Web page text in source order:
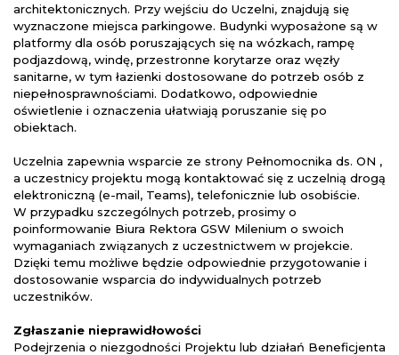
architektonicznych. Przy wejściu do Uczelni, znajdują się
wyznaczone miejsca parkingowe. Budynki wyposażone są w
platformy dla osób poruszających się na wózkach, rampę
podjazdową, windę, przestronne korytarze oraz węzły
sanitarne, w tym łazienki dostosowane do potrzeb osób z
niepełnosprawnościami. Dodatkowo, odpowiednie
oświetlenie i oznaczenia ułatwiają poruszanie się po
obiektach.
Uczelnia zapewnia wsparcie ze strony Pełnomocnika ds. ON ,
a uczestnicy projektu mogą kontaktować się z uczelnią drogą
elektroniczną (e-mail, Teams), telefonicznie lub osobiście.
W przypadku szczególnych potrzeb, prosimy o
poinformowanie Biura Rektora GSW Milenium o swoich
wymaganiach związanych z uczestnictwem w projekcie.
Dzięki temu możliwe będzie odpowiednie przygotowanie i
dostosowanie wsparcia do indywidualnych potrzeb
uczestników.
Zgłaszanie nieprawidłowości
Podejrzenia o niezgodności Projektu lub działań Beneficjenta